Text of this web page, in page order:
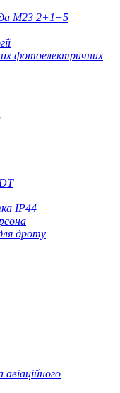
M23 2+1+5
фотоелектричних
IP44
дроту
авіаційного